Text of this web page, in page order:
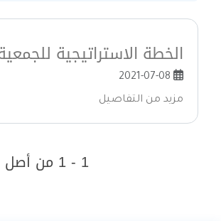
الخطة الاستراتيجية
مزيد من التفاصيل
1 - 1 من أصل ( 1 ) سجلات